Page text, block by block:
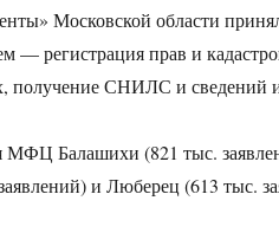
Московской области
— регистрация прав и
получение СНИЛС и сведений
Балашихи (821 тыс.
и Люберец (613 тыс.